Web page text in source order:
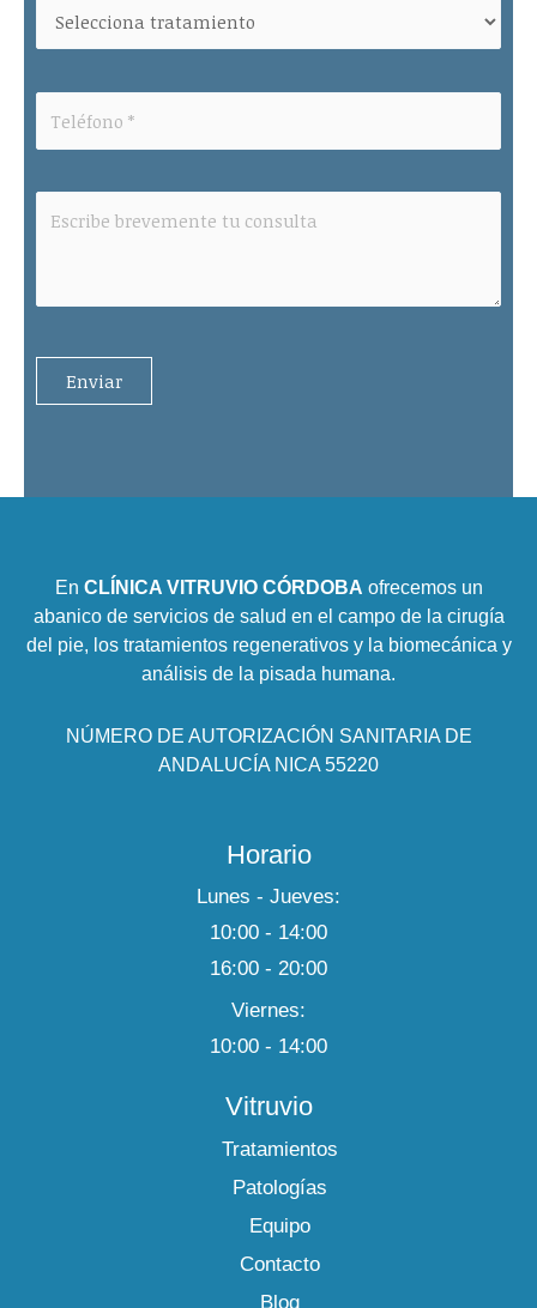
En CLÍNICA VITRUVIO CÓRDOBA ofrecemos un
abanico de servicios de salud en el campo de la cirugía
del pie, los tratamientos regenerativos y la biomecánica y
análisis de la pisada humana.
NÚMERO DE AUTORIZACIÓN SANITARIA DE
ANDALUCÍA NICA 55220
Horario
Lunes - Jueves:
10:00 - 14:00
16:00 - 20:00
Viernes:
10:00 - 14:00
Vitruvio
Tratamientos
Patologías
Equipo
Contacto
Blog